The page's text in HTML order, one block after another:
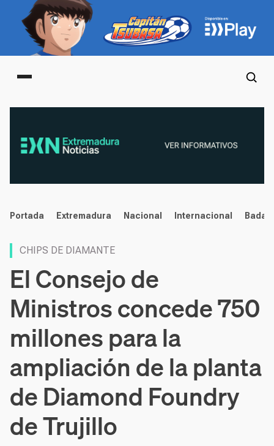
Main menu
noticias
Portada Extremadura Nacional Internacional
CHIPS DE DIAMANTE
El Consejo de
Ministros concede 750
millones para la
ampliación de la planta
de Diamond Foundry
de Trujillo